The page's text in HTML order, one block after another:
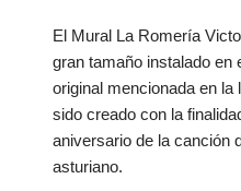
El Mural La Romería
gran tamaño instalado en
original mencionada en
sido creado con la
aniversario de la canción
asturiano.